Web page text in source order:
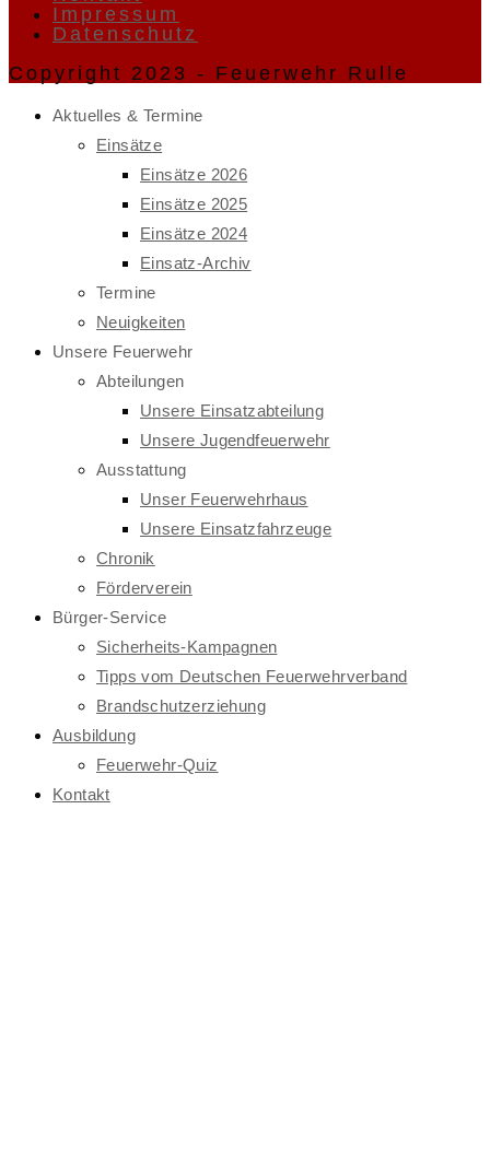
Impressum
Datenschutz
Copyright 2023 - Feuerwehr Rulle
Aktuelles & Termine
Einsätze
Einsätze 2026
Einsätze 2025
Einsätze 2024
Einsatz-Archiv
Termine
Neuigkeiten
Unsere Feuerwehr
Abteilungen
Unsere Einsatzabteilung
Unsere Jugendfeuerwehr
Ausstattung
Unser Feuerwehrhaus
Unsere Einsatzfahrzeuge
Chronik
Förderverein
Bürger-Service
Sicherheits-Kampagnen
Tipps vom Deutschen Feuerwehrverband
Brandschutzerziehung
Ausbildung
Feuerwehr-Quiz
Kontakt